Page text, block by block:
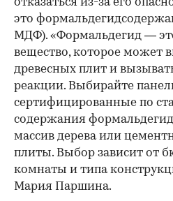
отказаться из-за его
это
МДФ). «Формальдегид —
вещество, которое может
древесных плит и
реакции. Выбирайте
сертифицированные по
содержания
массив дерева или
плиты. Выбор зависит от
комнаты и типа
Мария Паршина.